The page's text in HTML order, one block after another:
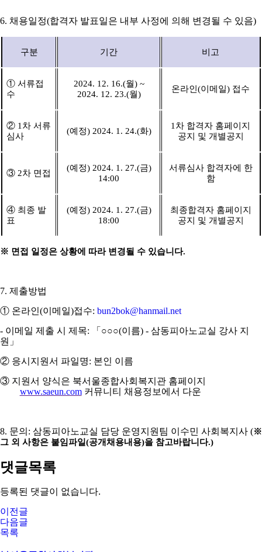
6. 채용일정(합격자 발표일은 내부 사정에 의해 변경될 수 있음)
구분 기간 비고
①서류접
수
2024. 12. 16.(월) ~
2024. 12. 23.(월)
온라인(이메일) 접수
② 1차 서류
심사
(예정) 2024. 1. 24.(화)
1차 합격자 홈페이지
공지 및 개별공지
③2차 면접
(예정) 2024. 1. 27.(금)
14:00
서류심사 합격자에 한
함
④ 최종 발
표
(예정) 2024. 1. 27.(금)
18:00
최종합격자 홈페이지
공지 및 개별공지
※ 면접 일정은 상황에 따라 변경될 수 있습니다.
7. 제출방법
① 온라인(이메일)접수: bun2bok@hanmail.net
- 이메일 제출 시 제목: 「 ○○○(이름) - 삼동피아노교실 강사 지
원 」
② 응시지원서 파일명: 본인 이름
③ 지원서 양식은 북서울종합사회복지관 홈페이지
www.saeun.com 커뮤니티 채용정보에서 다운
8. 문의: 삼동피아노교실 담당 운영지원팀 이수민 사회복지사 (※
그 외 사항은 붙임파일(공개채용내용)을 참고바랍니다.)
댓글목록
등록된 댓글이 없습니다.
이전글
다음글
목록